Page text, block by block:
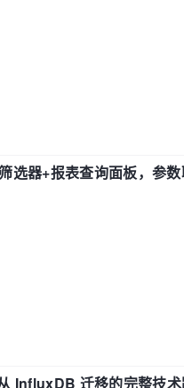
选器+报表查询面板，参
InfluxDB 迁移的完整技